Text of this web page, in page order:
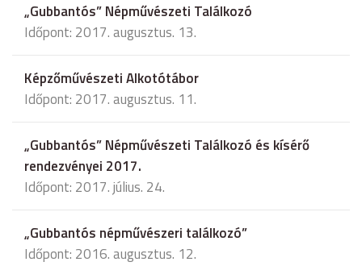
„Gubbantós” Népművészeti Találkozó
Időpont: 2017. augusztus. 13.
Képzőművészeti Alkotótábor
Időpont: 2017. augusztus. 11.
„Gubbantós” Népművészeti Találkozó és kísérő
rendezvényei 2017.
Időpont: 2017. július. 24.
„Gubbantós népművészeri találkozó”
Időpont: 2016. augusztus. 12.